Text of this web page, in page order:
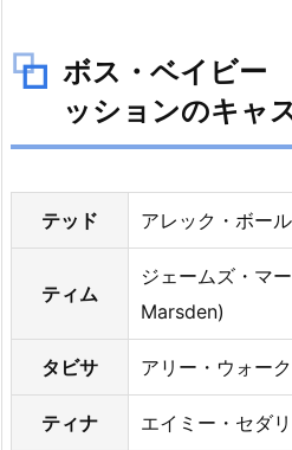
4.
イ
ビ
ー
フ
ミ
リ
ミ
ボス・ベイビー
ッションのキャ
テッド アレック・ボー
ティム
ジェームズ・マ
Marsden)
タビサ アリー・ウォー
ティナ エイミー・セダ